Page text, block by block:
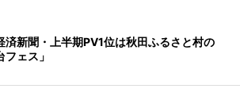
済新聞・上半期PV1位は秋田ふるさと村の
フェス」